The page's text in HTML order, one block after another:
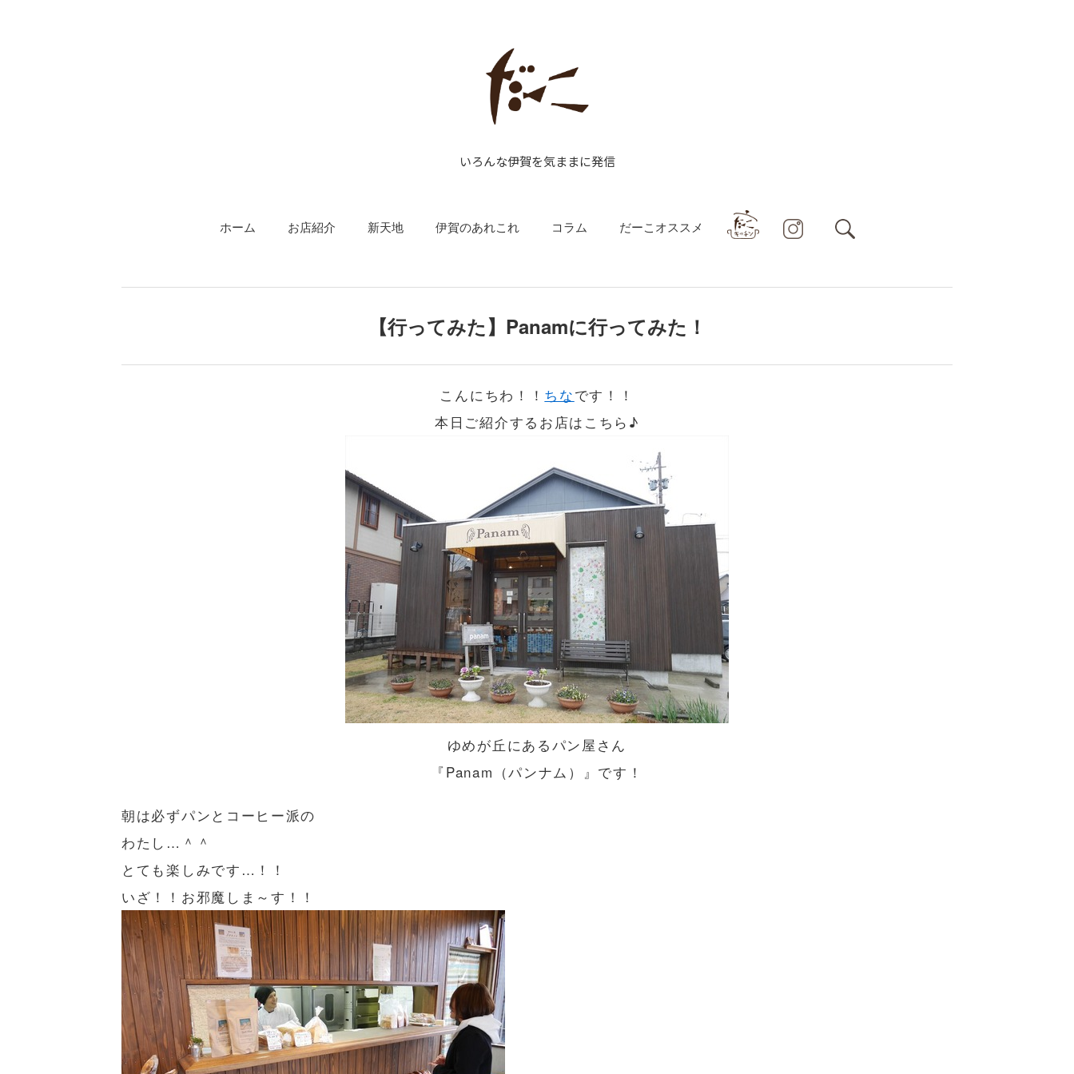
いろんな伊賀を気ままに発信
ホーム お店紹介 新天地 伊賀のあれこれ コラム だーこオススメ
【行ってみた】Panamに行ってみた！
こんにちわ！！ ちなです！！
本日ご紹介するお店はこちら♪
ゆめが丘にあるパン屋さん
『Panam（パンナム）』です！
朝は必ずパンとコーヒー派の
わたし…＾＾
とても楽しみです…！！
いざ！！お邪魔しま～す！！